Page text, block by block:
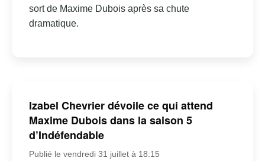
sort de Maxime Dubois après sa chute
dramatique.
Izabel Chevrier dévoile ce qui attend
Maxime Dubois dans la saison 5
d’Indéfendable
Publié le vendredi 31 juillet à 18:15